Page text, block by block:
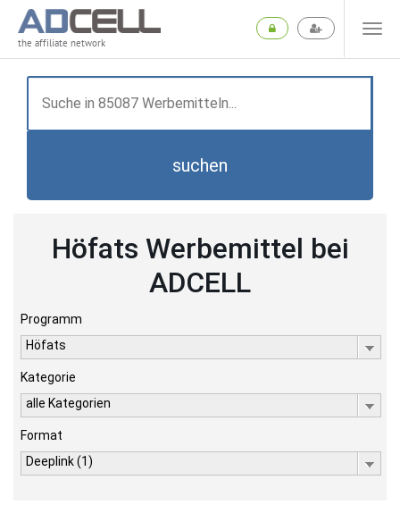
the affiliate network
suchen
Höfats Werbemittel bei
ADCELL
Programm
Höfats
Kategorie
alle Kategorien
Format
Deeplink (1)